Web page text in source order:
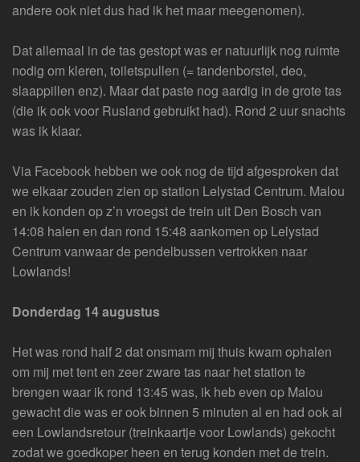
andere ook niet dus had ik het maar meegenomen).
Dat allemaal in de tas gestopt was er natuurlijk nog ruimte
nodig om kleren, toiletspullen (= tandenborstel, deo,
slaappillen enz). Maar dat paste nog aardig in de grote tas
(die ik ook voor Rusland gebruikt had). Rond 2 uur snachts
was ik klaar.
Via Facebook hebben we ook nog de tijd afgesproken dat
we elkaar zouden zien op station Lelystad Centrum. Malou
en ik konden op z’n vroegst de trein uit Den Bosch van
14:08 halen en dan rond 15:48 aankomen op Lelystad
Centrum vanwaar de pendelbussen vertrokken naar
Lowlands!
Donderdag 14 augustus
Het was rond half 2 dat onsmam mij thuis kwam ophalen
om mij met tent en zeer zware tas naar het station te
brengen waar ik rond 13:45 was, ik heb even op Malou
gewacht die was er ook binnen 5 minuten al en had ook al
een Lowlandsretour (treinkaartje voor Lowlands) gekocht
zodat we goedkoper heen en terug konden met de trein.